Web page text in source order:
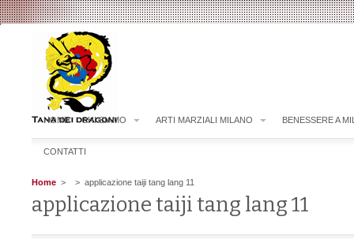
HOME CHI SIAMO ARTI MARZIALI MILANO BENESSERE A
CONTATTI
Home > > applicazione taiji tang lang 11
applicazione taiji tang lang 11